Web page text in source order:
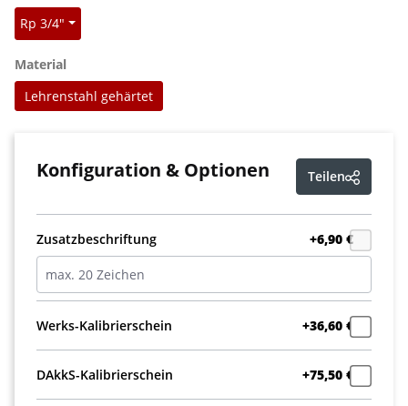
Rp 3/4"
Materialauswählen
Lehrenstahl gehärtet
Konfiguration & Optionen Teilen
Zusatzbeschriftung +6,90 €
Werks-Kalibrierschein +36,60 €
DAkkS-Kalibrierschein +75,50 €